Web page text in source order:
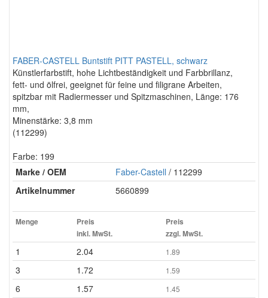
FABER-CASTELL Buntstift PITT PASTELL, schwarz
Künstlerfarbstift, hohe Lichtbeständigkeit und Farbbrillanz,
fett- und ölfrei, geeignet für feine und filigrane Arbeiten,
spitzbar mit Radiermesser und Spitzmaschinen, Länge: 176
mm,
Minenstärke: 3,8 mm
(112299)
Farbe: 199
Marke / OEM
Faber-Castell / 112299
Artikelnummer
5660899
Menge
Preis
inkl. MwSt.
Preis
zzgl. MwSt.
1 2.04 1.89
3 1.72 1.59
6 1.57 1.45